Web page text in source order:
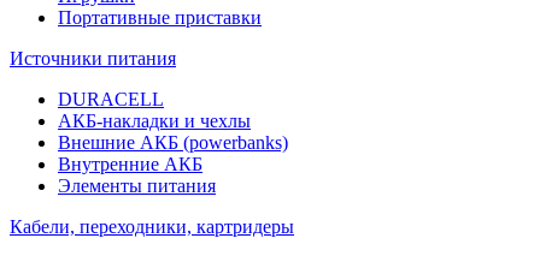
Портативные приставки
Источники питания
DURACELL
АКБ-накладки и чехлы
Внешние АКБ (powerbanks)
Внутренние АКБ
Элементы питания
Кабели, переходники, картридеры